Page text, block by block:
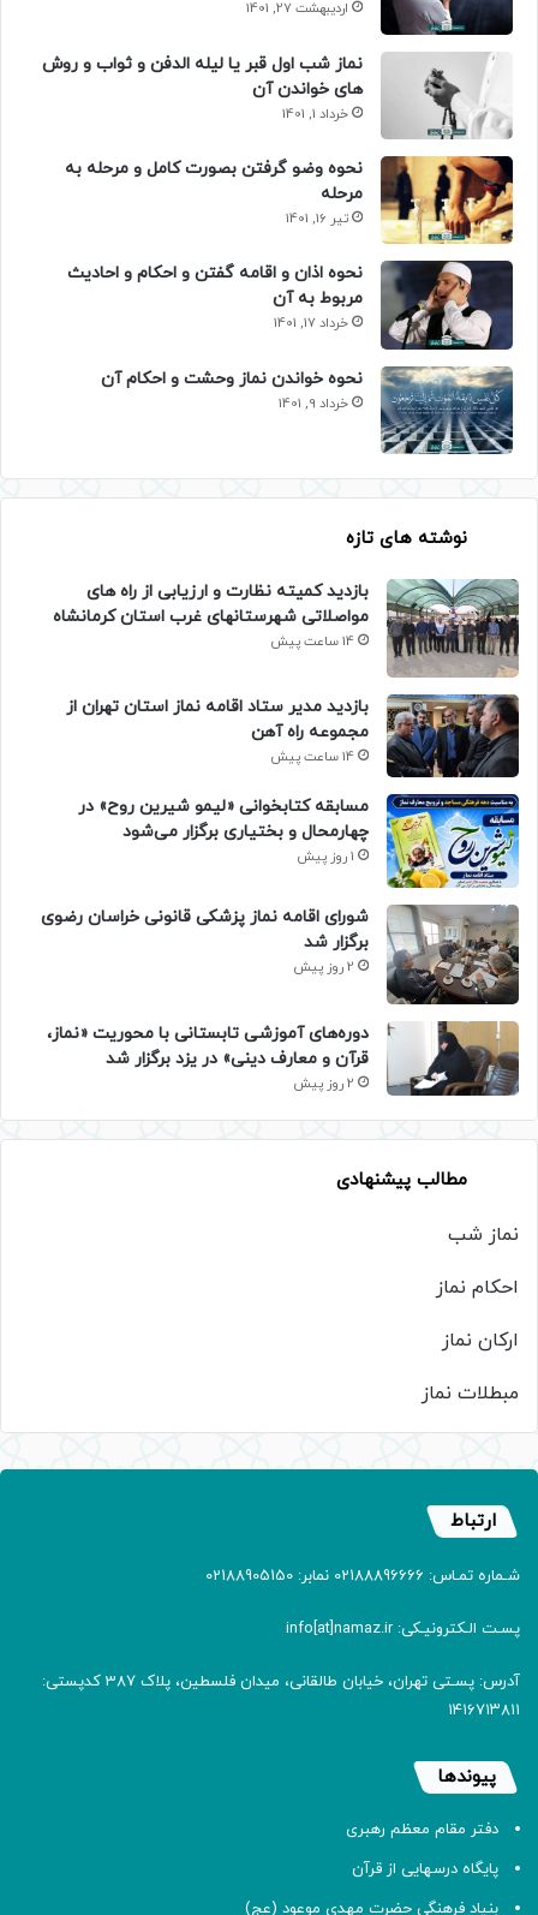
اردیبهشت 27, 1401
نماز شب اول قبر یا لیله الدفن و ثواب و روش
های خواندن آن
خرداد 1, 1401
نحوه وضو گرفتن بصورت کامل و مرحله به
مرحله
تیر 16, 1401
نحوه اذان و اقامه گفتن و احکام و احادیث
مربوط به آن
خرداد 17, 1401
نحوه خواندن نماز وحشت و احکام آن
خرداد 9, 1401
نوشته های تازه
بازدید کمیته نظارت و ارزیابی از راه های
مواصلاتی شهرستانهای غرب استان کرمانشاه
14 ساعت پیش
بازدید مدیر ستاد اقامه نماز استان تهران از
مجموعه راه آهن
14 ساعت پیش
مسابقه کتابخوانی «لیمو شیرین روح» در
چهارمحال و بختیاری برگزار می‌شود
1 روز پیش
شورای اقامه نماز پزشکی قانونی خراسان رضوی
برگزار شد
2 روز پیش
دوره‌های آموزشی تابستانی با محوریت «نماز،
قرآن و معارف دینی» در یزد برگزار شد
2 روز پیش
مطالب پیشنهادی
نماز شب
احکام نماز
ارکان نماز
مبطلات نماز
ارتباط
شـماره تمـاس: 02188896666 نمابر: 02188905150
پسـت الـکترونیـکی: info[at]namaz.ir
آدرس: پسـتی تهران، خیابان طالقانی، میدان فلسطین، پلاک 387 کدپستی:
۱۴۱۶۷۱۳۸۱۱
پیوندها
دفتر مقام معظم رهبری
پایگاه درسهایی از قرآن
بنیاد فرهنگی حضرت مهدی موعود (عج)